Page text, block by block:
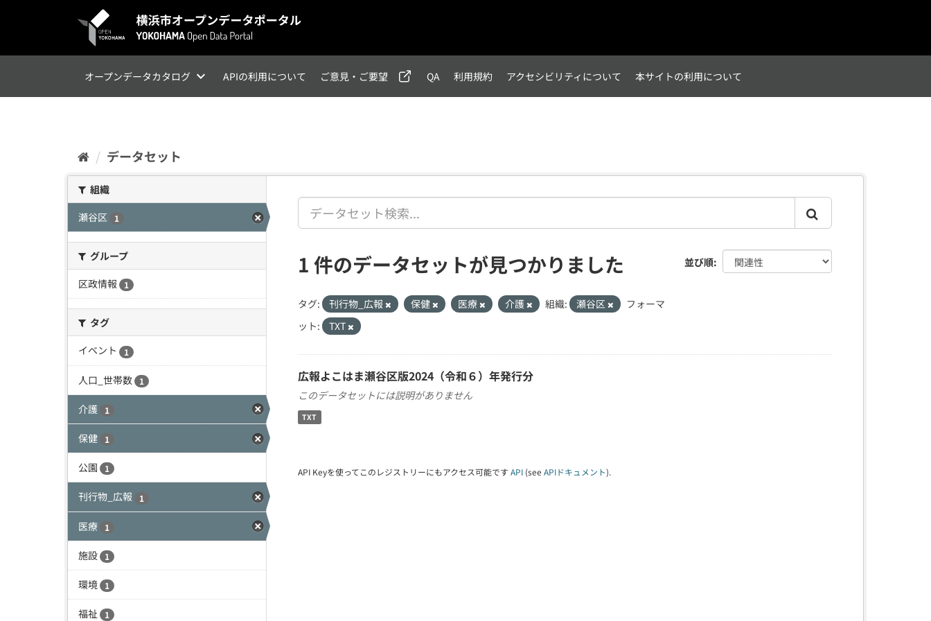
オープンデータカタログ APIの利用について ご意見・ご要望 QA 利用規約 アクセシビリティについて 本サイトの利用について
データセット
組織
瀬谷区
1
グループ
区政情報
1
タグ
イベント
1
人口_世帯数 1
介護 1
保健 1
公園 1
刊行物_広報 1
医療 1
施設 1
環境 1
福祉 1
並び順
1 件のデータセットが見つかりました
タグ: 刊行物_広報 保健 医療 介護 組織: 瀬谷区
フォーマ
ット:
TXT
広報よこはま瀬谷区版2024（令和６）年発行分
このデータセットには説明がありません
TXT
API Keyを使ってこのレジストリーにもアクセス可能です API (see APIドキュメント).